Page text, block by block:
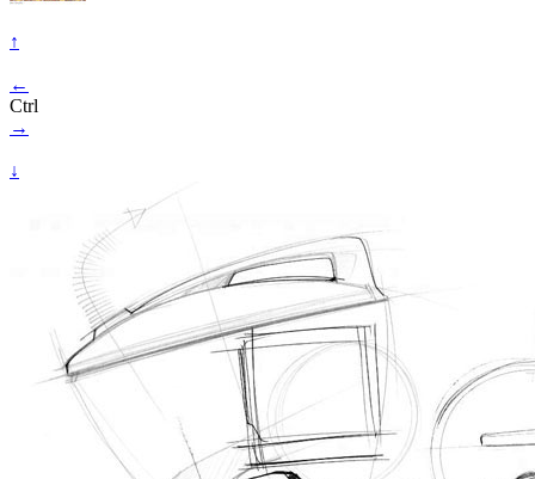
↑
←
Ctrl
→
↓